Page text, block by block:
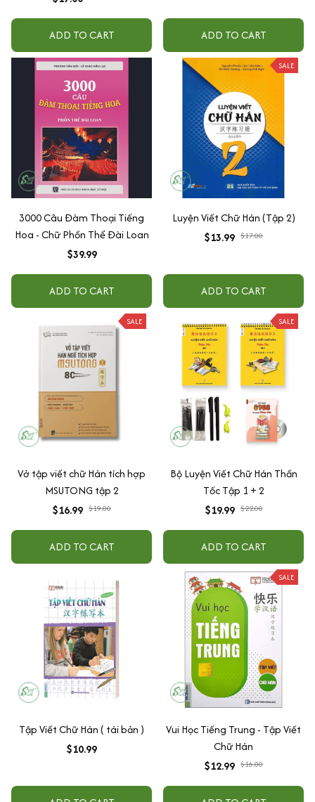
ADD TO CART ADD TO CART
3000 Câu Đàm Thoại Tiếng
Hoa - Chữ Phồn Thể Đài Loan
$39.99
ADD TO CART
SALE
Luyện Viết Chữ Hán (Tập 2)
$13.99 $17.00
ADD TO CART
SALE
Vở tập viết chữ Hán tích hợp
MSUTONG tập 2
$16.99 $19.00
ADD TO CART
SALE
Bộ Luyện Viết Chữ Hán Thần
Tốc Tập 1 + 2
$19.99 $22.00
ADD TO CART
Tập Viết Chữ Hán ( tái bản )
$10.99
SALE
Vui Học Tiếng Trung - Tập Viết
Chữ Hán
$12.99 $16.00